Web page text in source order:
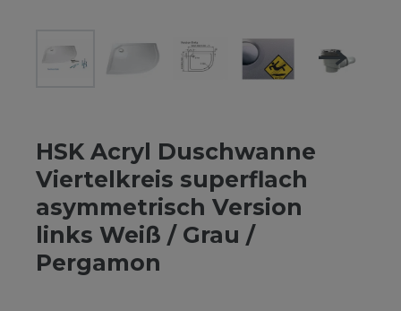
HSK Acryl Duschwanne
Viertelkreis superflach
asymmetrisch Version
links Weiß / Grau /
Pergamon